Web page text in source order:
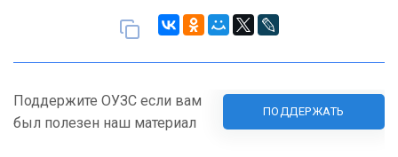
Поддержите ОУЗС если вам
был полезен наш материал
ПОДДЕРЖАТЬ